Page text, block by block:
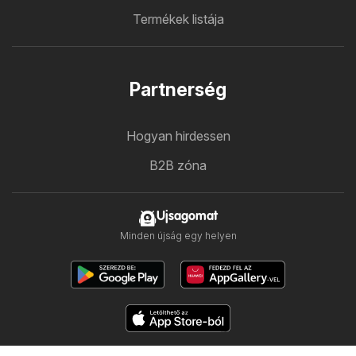
Termékek listája
Partnerség
Hogyan hirdessen
B2B zóna
Ujsagomat
Minden újság egy helyen